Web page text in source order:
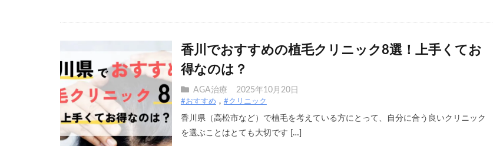
香川でおすすめの植毛クリニック8選！上手くてお
得なのは？
AGA治療 2025年10月20日
#おすすめ #クリニック
香川県（高松市など）で植毛を考えている方にとって、自分に合う良いクリニック
を選ぶことはとても大切です […]